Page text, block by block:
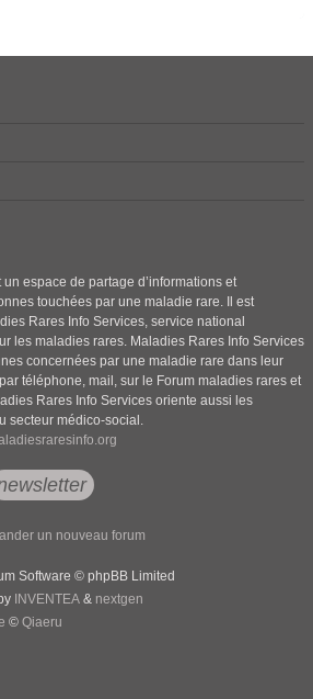
espace de partage d’informations et
touchées par une maladie rare. Il est
Rares Info Services, service national
les maladies rares. Maladies Rares Info Services
concernées par une maladie rare dans leur
téléphone, mail, sur le Forum maladies rares et
Rares Info Services oriente aussi les
secteur médico-social.
un nouveau forum
Software © phpBB Limited
INVENTEA & nextgen
© Qiaeru